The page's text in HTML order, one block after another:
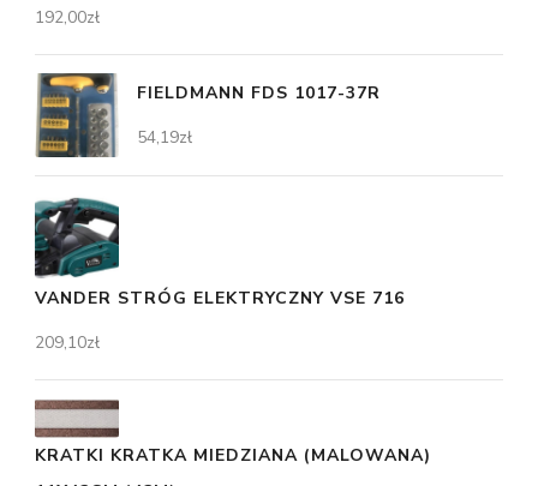
192,00zł
FIELDMANN FDS 1017-37R
54,19zł
VANDER STRÓG ELEKTRYCZNY VSE 716
209,10zł
KRATKI KRATKA MIEDZIANA (MALOWANA)